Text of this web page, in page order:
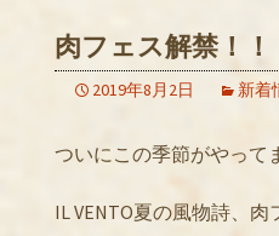
肉フェス解禁！！
2019年8月2日 新着
ついにこの季節がやって
IL VENTO夏の風物詩、肉